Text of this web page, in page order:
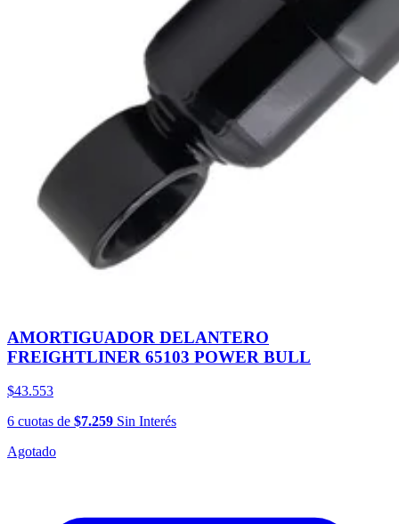
AMORTIGUADOR DELANTERO
FREIGHTLINER 65103 POWER BULL
$43.553
6 cuotas de $7.259 Sin Interés
Agotado